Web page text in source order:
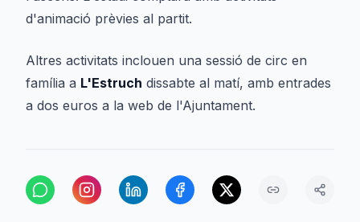
d'animació prèvies al partit.
Altres activitats inclouen una sessió de circ en
família a L'Estruch dissabte al matí, amb entrades
a dos euros a la web de l'Ajuntament.